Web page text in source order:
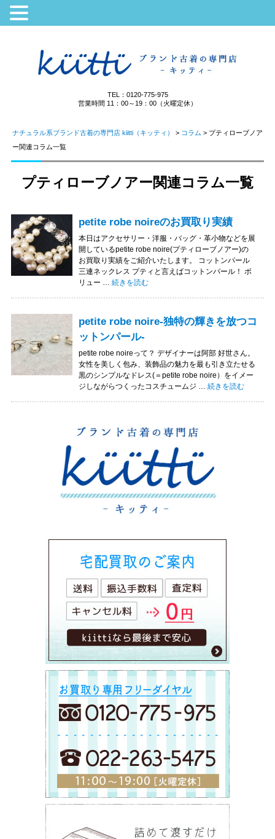
TEL：0120-775-975
営業時間 11：00～19：00（火曜定休）
ナチュラル系ブランド古着の専門店 kiitti（キッティ） > コラム > プティローブノア
ー関連コラム一覧
プティローブノアー関連コラム一覧
petite robe noireのお買取り実績
本日はアクセサリー・洋服・バッグ・革小物などを展
開しているpetite robe noire(プティローブノアー)の
お買取り実績をご紹介いたします。 コットンパール
三連ネックレス プティと言えばコットンパール！ ボ
リュー … “petite robe noireのお買取り実績” の
続きを読む
petite robe noire-独特の輝きを放つコ
ットンパール-
petite robe noireって？ デザイナーは阿部 好世さん。
女性を美しく包み、装飾品の魅力を最も引き立たせる
黒のシンプルなドレス(＝petite robe noire）をイメー
ジしながらつくったコスチュームジ … “petite robe noire-
続きを読む